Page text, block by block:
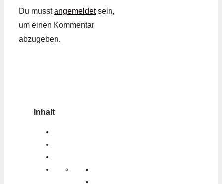
Du musstangemeldetsein,
um einen Kommentar
abzugeben.
Inhalt